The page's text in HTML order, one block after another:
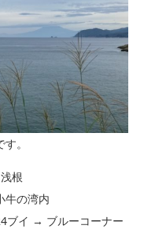
。
根
牛の湾内
ブイ → ブルーコーナー